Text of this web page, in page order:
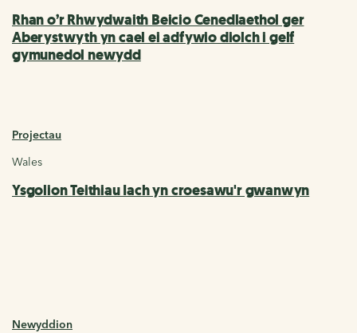
Rhan o’r Rhwydwaith Beicio Cenedlaethol ger
Aberystwyth yn cael ei adfywio diolch i gelf
gymunedol newydd
Projectau
Wales
Ysgolion Teithiau Iach yn croesawu'r gwanwyn
Newyddion